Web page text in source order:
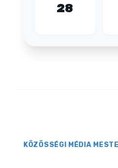
28
KÖZÖSSÉGI MÉDIA